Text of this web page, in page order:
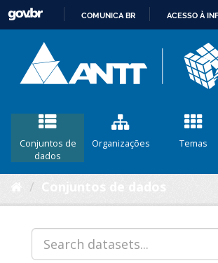
CONTEÚDO
COMUNICA BR ACESSO À
Conjuntos de
dados
Organizações Temas